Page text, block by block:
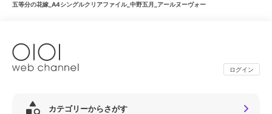
五等分の花嫁_A4シングルクリアファイル_中野五月_アールヌーヴォー
ログイン
カテゴリーからさがす